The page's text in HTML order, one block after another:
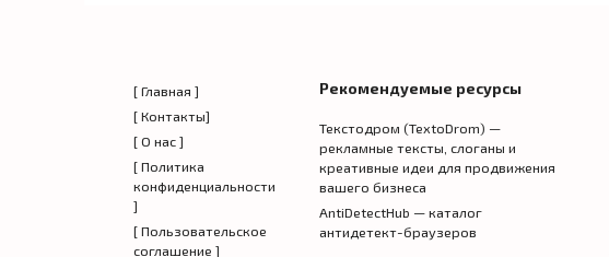
[ Главная ]
[ Контакты]
[ О нас ]
[ Политика
конфиденциальности
]
[ Пользовательское
соглашение ]
Рекомендуемые ресурсы
Текстодром (TextoDrom) —
рекламные тексты, слоганы и
креативные идеи для продвижения
вашего бизнеса
AntiDetectHub — каталог
антидетект-браузеров